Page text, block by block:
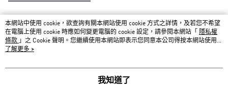
熱門標籤
本網站中使用 cookie，欲查詢有關本網站使用 cookie 方式之詳情，及若您不希望
在電腦上使用 cookie 時應如何變更電腦的 cookie 設定，請參閱本網站「
隱私權
條款 」之 Cookie 聲明。您繼續使用本網站即表示您同意本公司得按本網站使用條
款之 Cookie 聲明使用 cookie。
了解更多 >
我知道了